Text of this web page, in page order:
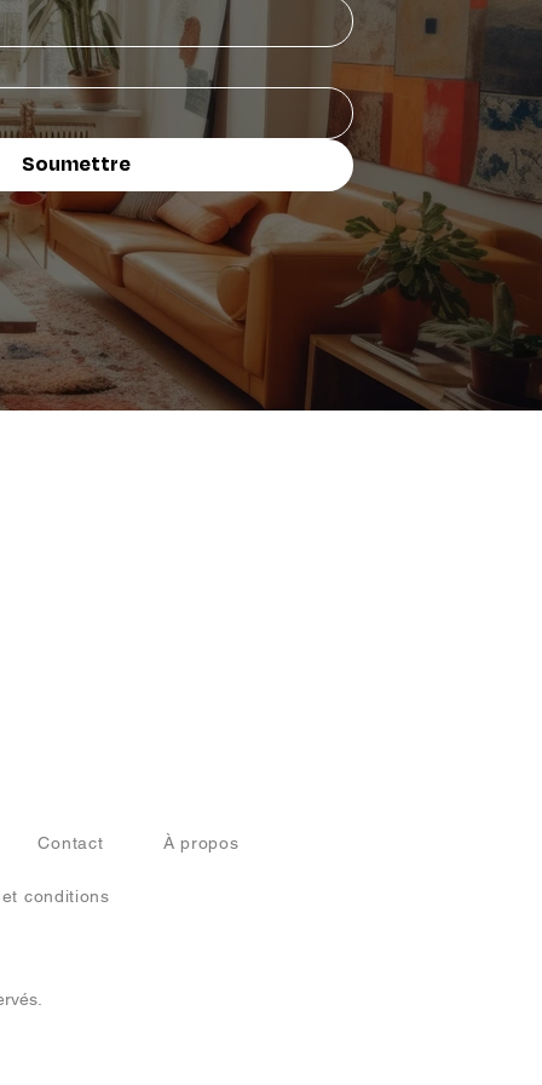
Soumettre
Contact À propos
conditions